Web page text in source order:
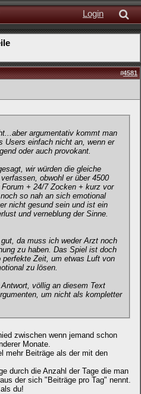
Login
#4581
argumentativ kommt man
Users einfach nicht an, wenn er
oder auch provokant.
wir würden die gleiche
obwohl er über 4500
+ 24/7 Zocken + kurz vor
so nah an sich emotional
nicht gesund sein und ist ein
und verneblung der Sinne.
da muss ich weder Arzt noch
zu haben. Das Spiel ist doch
Zeit, um etwas Luft von
zu lösen.
völlig an diesem Text
um nicht als kompletter
zwischen wenn jemand schon
Monate.
mehr Beiträge als der mit den
durch die Anzahl der Tage die man
der sich "Beiträge pro Tag" nennt.
du!